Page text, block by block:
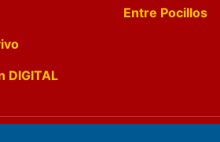
Entre Pocillos
DIGITAL